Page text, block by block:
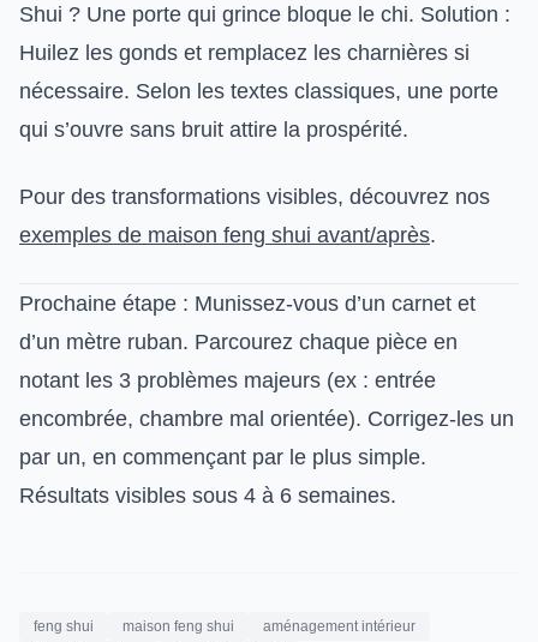
Shui ? Une porte qui grince bloque le chi. Solution :
Huilez les gonds et remplacez les charnières si
nécessaire. Selon les textes classiques, une porte
qui s’ouvre sans bruit attire la prospérité.
Pour des transformations visibles, découvrez nos
exemples de maison feng shui avant/après.
Prochaine étape : Munissez-vous d’un carnet et
d’un mètre ruban. Parcourez chaque pièce en
notant les 3 problèmes majeurs (ex : entrée
encombrée, chambre mal orientée). Corrigez-les un
par un, en commençant par le plus simple.
Résultats visibles sous 4 à 6 semaines.
feng shui maison feng shui
aménagement intérieur